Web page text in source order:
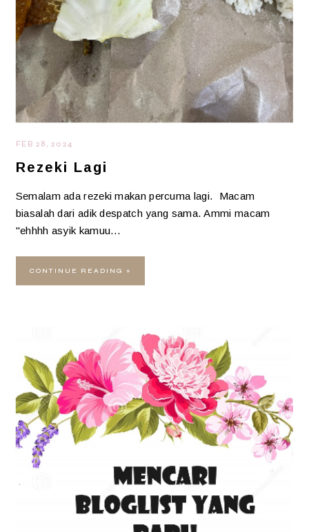
FEB 28, 2024
Rezeki Lagi
Semalam ada rezeki makan percuma lagi. Macam
biasalah dari adik despatch yang sama. Ammi macam
"ehhhh asyik kamuu…
CONTINUE READING »